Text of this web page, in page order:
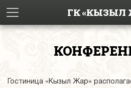
ГК «КЫЗЫЛ
Гостиница «Кызыл Жар»